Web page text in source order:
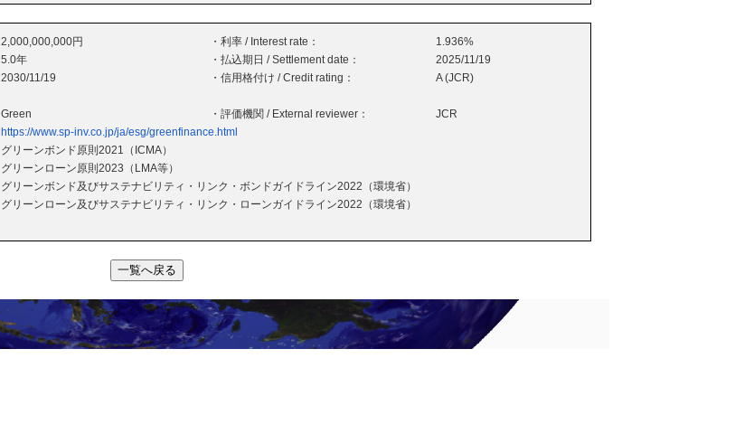
2,000,000,000円 ・利率 / Interest rate：
1.936%
5.0年 ・払込期日 / Settlement date：
2025/11/19
2030/11/19 ・信用格付け / Credit rating： A (JCR)
Green ・評価機関 / External reviewer：
JCR
https://www.sp-inv.co.jp/ja/esg/greenfinance.html
グリーンボンド原則2021（ICMA）
グリーンローン原則2023（LMA等）
グリーンボンド及びサステナビリティ・リンク・ボンドガイドライン2022（環境省）
グリーンローン及びサステナビリティ・リンク・ローンガイドライン2022（環境省）
一覧へ戻る